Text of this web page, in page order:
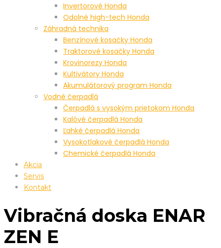
Invertorové Honda
Odolné high-tech Honda
Záhradná technika
Benzínové kosačky Honda
Traktorové kosačky Honda
Krovinorezy Honda
Kultivátory Honda
Akumulátorový program Honda
Vodné čerpadlá
Čerpadlá s vysokým prietokom Honda
Kalóvé čerpadlá Honda
Ľahké čerpadlá Honda
Vysokotlakové čerpadlá Honda
Chemické čerpadlá Honda
Akcia
Servis
Kontakt
Vibračná doska ENAR
ZEN E